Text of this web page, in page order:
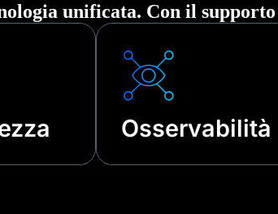
unificata. Con il
Osservabilità